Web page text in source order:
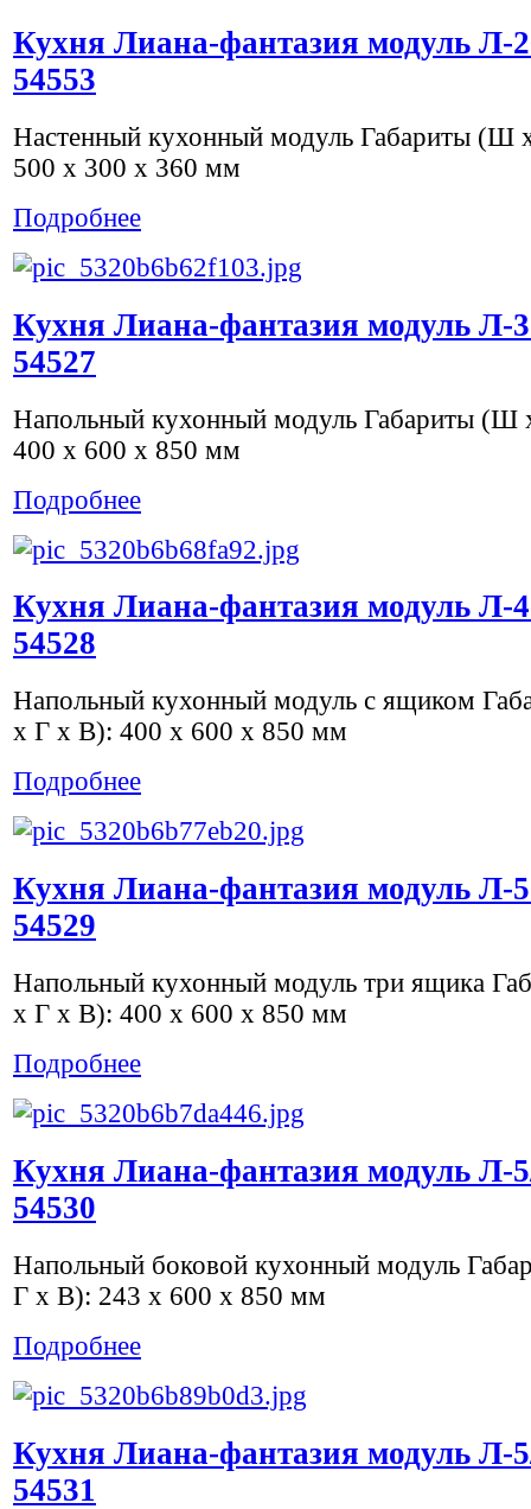
Кухня Лиана-фантазия модуль Л-
54553
Настенный кухонный модуль Габариты (Ш
500 x 300 x 360 мм
Подробнее
Кухня Лиана-фантазия модуль Л-
54527
Напольный кухонный модуль Габариты (Ш
400 x 600 x 850 мм
Подробнее
Кухня Лиана-фантазия модуль Л-
54528
Напольный кухонный модуль с ящиком
х Г х В): 400 x 600 x 850 мм
Подробнее
Кухня Лиана-фантазия модуль Л-
54529
Напольный кухонный модуль три ящика
х Г х В): 400 x 600 x 850 мм
Подробнее
Кухня Лиана-фантазия модуль Л-
54530
Напольный боковой кухонный модуль
Г х В): 243 x 600 x 850 мм
Подробнее
Кухня Лиана-фантазия модуль Л-
54531